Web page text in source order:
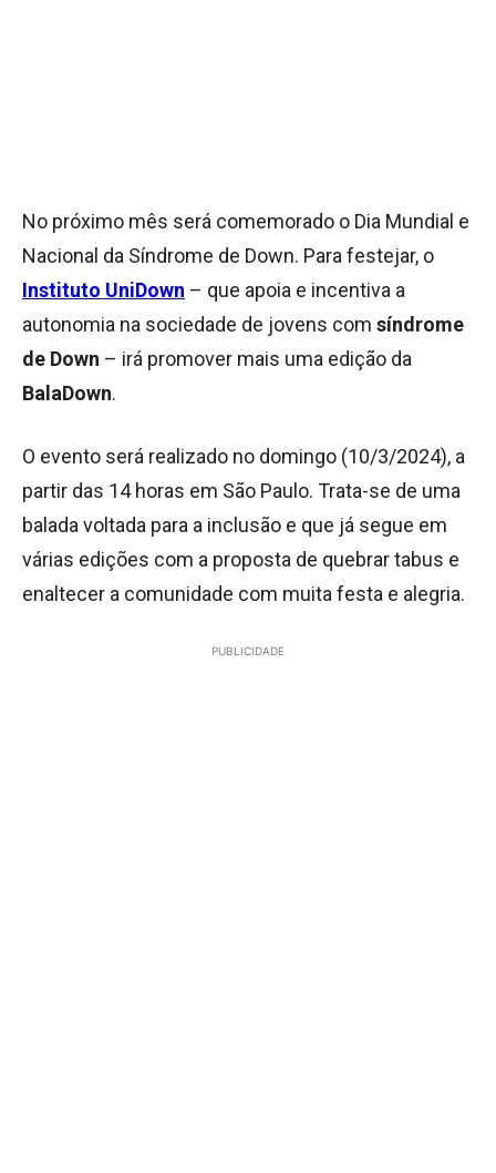
No próximo mês será comemorado o Dia Mundial e
Nacional da Síndrome de Down. Para festejar, o
Instituto UniDown – que apoia e incentiva a
autonomia na sociedade de jovens com síndrome
de Down – irá promover mais uma edição da
BalaDown.
O evento será realizado no domingo (10/3/2024), a
partir das 14 horas em São Paulo. Trata-se de uma
balada voltada para a inclusão e que já segue em
várias edições com a proposta de quebrar tabus e
enaltecer a comunidade com muita festa e alegria.
PUBLICIDADE